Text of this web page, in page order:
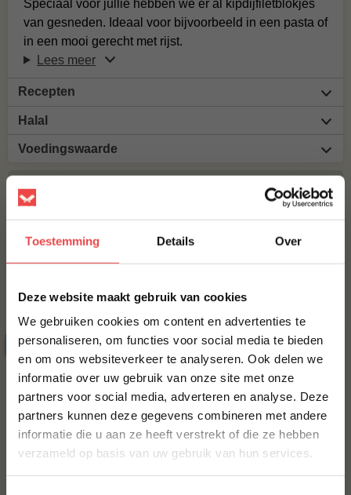
Toestemming Details Over
Deze website maakt gebruik van cookies
We gebruiken cookies om content en advertenties te
personaliseren, om functies voor social media te bieden
en om ons websiteverkeer te analyseren. Ook delen we
informatie over uw gebruik van onze site met onze
partners voor social media, adverteren en analyse. Deze
partners kunnen deze gegevens combineren met andere
informatie die u aan ze heeft verstrekt of die ze hebben
verzameld op basis van uw gebruik van hun services.
Speciaal voor jullie hebben we er al kipdijfiletblokjes
van gesneden. Ideaal voor bijvoorbeeld in een pasta of
in een mooi gerecht met rijst.
Lees meer
Recepten
Halal
Voedingswaarde
MAAK JE KIPDIJFILETBLOKJES COMPLEET!
BBQUALITY CHICKEN RUB
€ 9,95
Bestel alles
ACTIE 6 halen, 5 betalen
10% korting op je
eerste bestelling*
Schrijf je in voor onze nieuwsbrief en ontvang direct
10% korting op jouw eerste bestelling.
VOORNAAM